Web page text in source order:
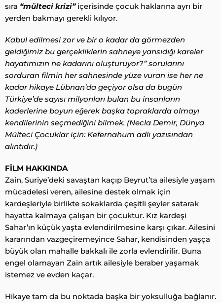
sıra “mülteci krizi”içerisinde çocuk haklarına ayrı bir
yerden bakmayı gerekli kılıyor.
Kabul edilmesi zor ve bir o kadar da görmezden
geldiğimiz bu gerçekliklerin sahneye yansıdığı kareler
hayatımızın ne kadarını oluşturuyor?” sorularını
sorduran filmin her sahnesinde yüze vuran ise her ne
kadar hikaye Lübnan’da geçiyor olsa da bugün
Türkiye’de sayısı milyonları bulan bu insanların
kaderlerine boyun eğerek başka topraklarda olmayı
kendilerinin seçmediğini bilmek. (Necla Demir, Dünya
Mülteci Çocuklar için: Kefernahum adlı yazısından
alıntıdır.)
FİLM HAKKINDA
Zain, Suriye’deki savaştan kaçıp Beyrut’ta ailesiyle yaşam
mücadelesi veren, ailesine destek olmak için
kardeşleriyle birlikte sokaklarda çeşitli şeyler satarak
hayatta kalmaya çalışan bir çocuktur. Kız kardeşi
Sahar’ın küçük yaşta evlendirilmesine karşı çıkar. Ailesini
kararından vazgeçiremeyince Sahar, kendisinden yaşça
büyük olan mahalle bakkalı ile zorla evlendirilir. Buna
engel olamayan Zain artık ailesiyle beraber yaşamak
istemez ve evden kaçar.
Hikaye tam da bu noktada başka bir yoksulluğa bağlanır.